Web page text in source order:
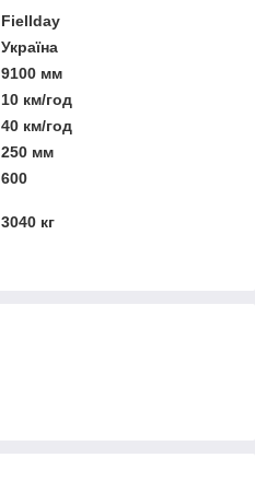
Fiellday
Україна
9100 мм
10 км/год
40 км/год
250 мм
600
3040 кг